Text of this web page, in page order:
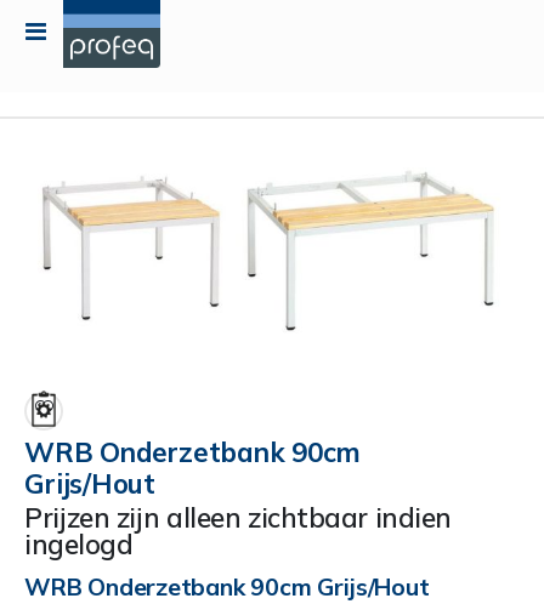
Toggle
Nav
naar
van
afbeeldingen-
het
begin
van
de
afbeeldingen-
gallerij
WRB Onderzetbank 90cm
Grijs/Hout
Prijzen zijn alleen zichtbaar indien
ingelogd
WRB Onderzetbank 90cm Grijs/Hout